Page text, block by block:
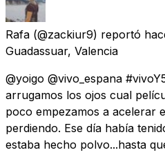
Rafa (@zackiur9) reportó
Guadassuar, Valencia
@yoigo @vivo_espana
arrugamos los ojos cual
poco empezamos a acelerar
perdiendo. Ese día había
estaba hecho polvo...hasta